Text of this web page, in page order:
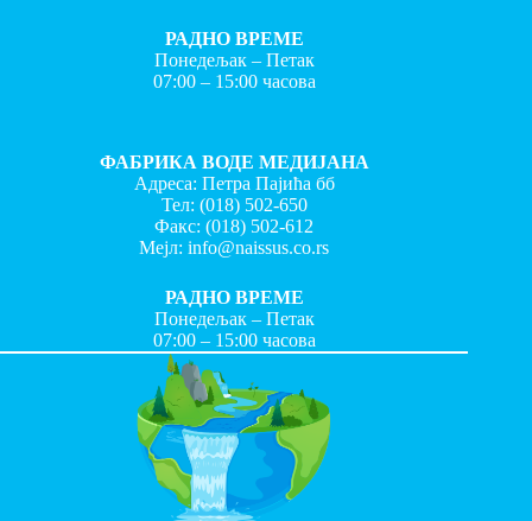
РАДНО ВРЕМЕ
Понедељак – Петак
07:00 – 15:00 часова
ФАБРИКА ВОДЕ МЕДИЈАНА
Адреса: Петра Пајића бб
Тел: (018) 502-650
Факс:(018) 502-612
Мејл:info@naissus.co.rs
РАДНО ВРЕМЕ
Понедељак – Петак
07:00 – 15:00 часова